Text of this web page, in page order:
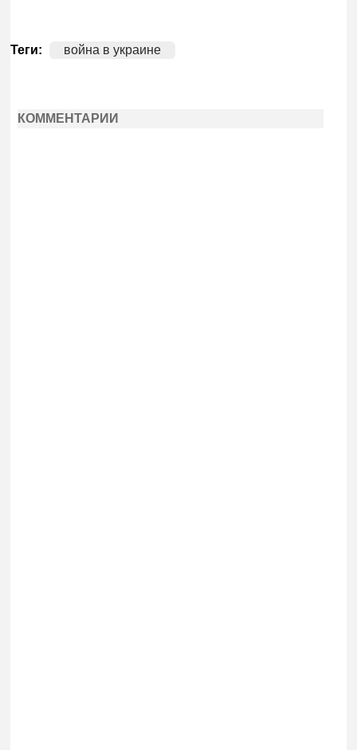
Теги: война в украине
КОММЕНТАРИИ